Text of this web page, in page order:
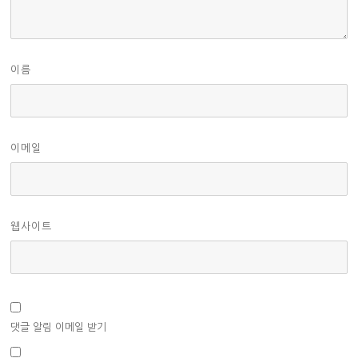
이름
이메일
웹사이트
댓글 알림 이메일 받기